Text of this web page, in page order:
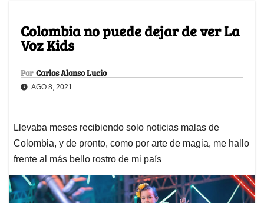
Colombia no puede dejar de ver La
Voz Kids
Por Carlos Alonso Lucio
AGO 8, 2021
Llevaba meses recibiendo solo noticias malas de
Colombia, y de pronto, como por arte de magia, me hallo
frente al más bello rostro de mi país